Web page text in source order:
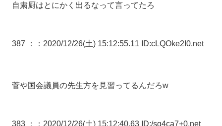
自粛厨はとにかく出るなって言ってたろ
387 ： ：2020/12/26(土) 15:12:55.11 ID:cLQOke2I0.net
菅や国会議員の先生方を見習ってるんだろw
383 ： ：2020/12/26(土) 15:12:40.63 ID:/sg4ca7+0.net